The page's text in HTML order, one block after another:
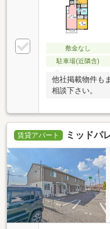
敷金なし
駐車場(近隣含)
他社掲載物件も
相談下さい。
賃貸アパート ミッドパ